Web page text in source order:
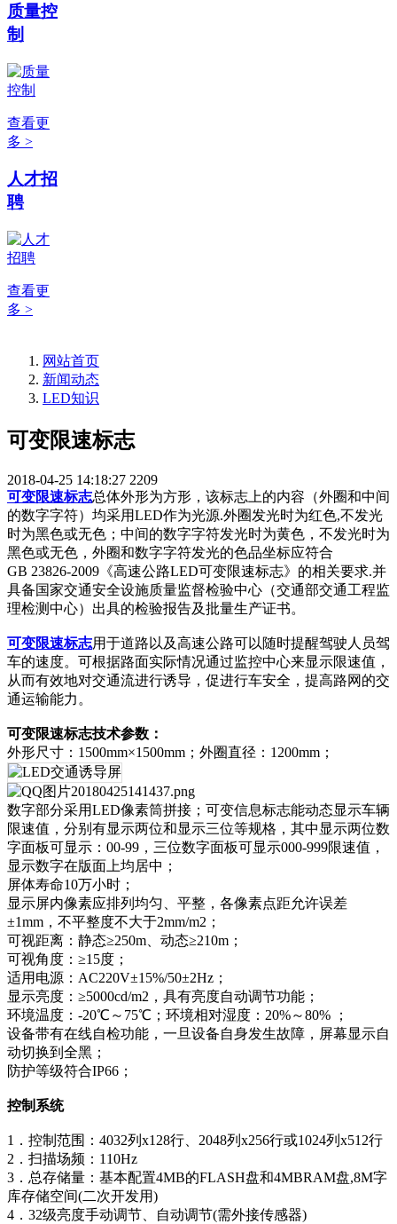
质量控
制
查看更
多 >
人才招
聘
查看更
多 >
网站首页
新闻动态
LED知识
可变限速标志
2018-04-25 14:18:27 2209
可变限速标志总体外形为方形，该标志上的内容（外圈和中间
的数字字符）均采用LED作为光源.外圈发光时为红色,不发光
时为黑色或无色；中间的数字字符发光时为黄色，不发光时为
黑色或无色，外圈和数字字符发光的色品坐标应符合
GB 23826-2009《高速公路LED可变限速标志》的相关要求.并
具备国家交通安全设施质量监督检验中心（交通部交通工程监
理检测中心）出具的检验报告及批量生产证书。
可变限速标志用于道路以及高速公路可以随时提醒驾驶人员驾
车的速度。可根据路面实际情况通过监控中心来显示限速值，
从而有效地对交通流进行诱导，促进行车安全，提高路网的交
通运输能力。
可变限速标志技术参数：
外形尺寸：1500mm×1500mm；外圈直径：1200mm；
数字部分采用LED像素筒拼接；可变信息标志能动态显示车辆
限速值，分别有显示两位和显示三位等规格，其中显示两位数
字面板可显示：00-99，三位数字面板可显示000-999限速值，
显示数字在版面上均居中；
屏体寿命10万小时；
显示屏内像素应排列均匀、平整，各像素点距允许误差
±1mm，不平整度不大于2mm/m2；
可视距离：静态≥250m、动态≥210m；
可视角度：≥15度；
适用电源：AC220V±15%/50±2Hz；
显示亮度：≥5000cd/m2，具有亮度自动调节功能；
环境温度：-20℃～75℃；环境相对湿度：20%～80% ；
设备带有在线自检功能，一旦设备自身发生故障，屏幕显示自
动切换到全黑；
防护等级符合IP66；
控制系统
1．控制范围：4032列x128行、2048列x256行或1024列x512行
2．扫描场频：110Hz
3．总存储量：基本配置4MB的FLASH盘和4MBRAM盘,8M字
库存储空间(二次开发用)
4．32级亮度手动调节、自动调节(需外接传感器)